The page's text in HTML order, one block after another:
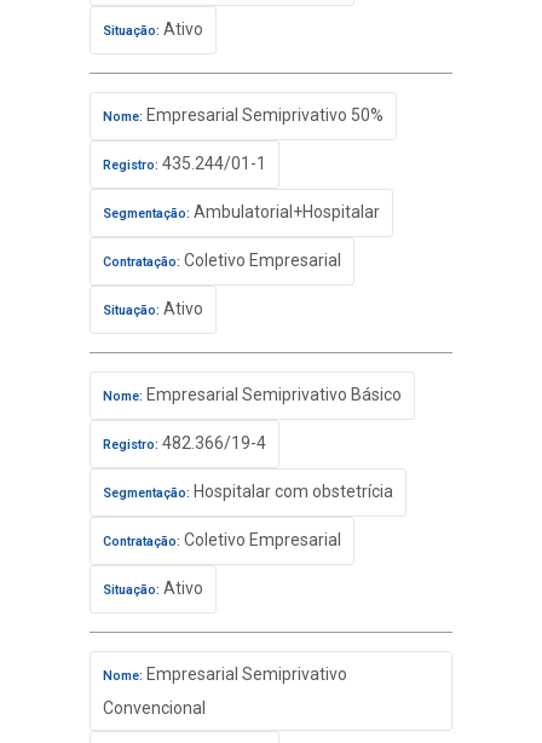
Situação: Ativo
Nome: Empresarial Semiprivativo 50%
Registro: 435.244/01-1
Segmentação: Ambulatorial+Hospitalar
Contratação: Coletivo Empresarial
Situação: Ativo
Nome: Empresarial Semiprivativo Básico
Registro: 482.366/19-4
Segmentação: Hospitalar com obstetrícia
Contratação: Coletivo Empresarial
Situação: Ativo
Nome: Empresarial Semiprivativo
Convencional